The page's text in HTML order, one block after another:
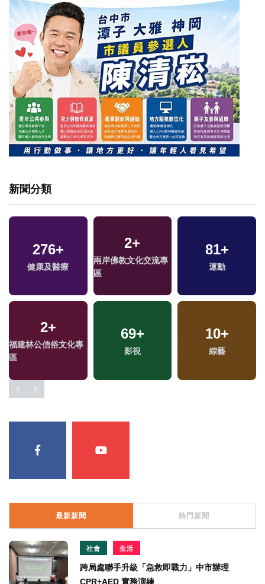
新聞分類
276+
健康及醫療
2+
兩岸佛教文化交流專
區
81+
運動
2+
福建林公信俗文化專
區
69+
影視
10+
綜藝
最新新聞 熱門新聞
社會 生活
跨局處聯手升級「急救即戰力」中市辦理
CPR+AED 實務演練